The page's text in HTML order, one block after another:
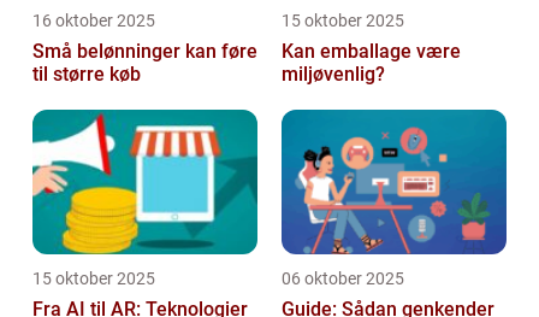
16 oktober 2025
Små belønninger kan føre
til større køb
15 oktober 2025
Kan emballage være
miljøvenlig?
15 oktober 2025
Fra AI til AR: Teknologier
06 oktober 2025
Guide: Sådan genkender